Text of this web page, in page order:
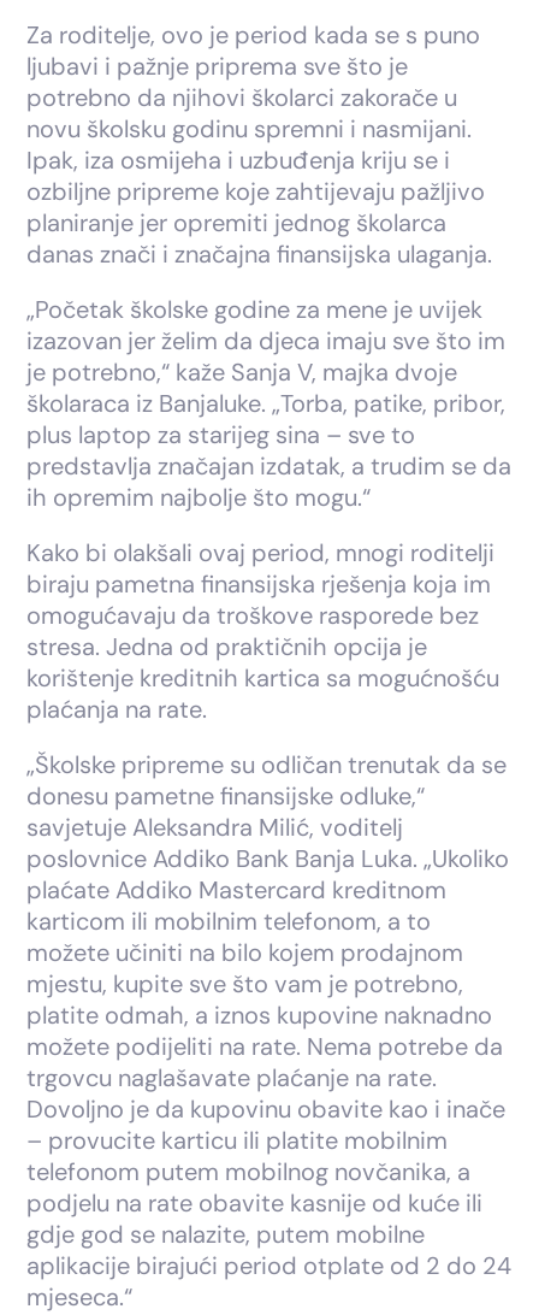
Za roditelje, ovo je period kada se s puno
ljubavi i pažnje priprema sve što je
potrebno da njihovi školarci zakorače u
novu školsku godinu spremni i nasmijani.
Ipak, iza osmijeha i uzbuđenja kriju se i
ozbiljne pripreme koje zahtijevaju pažljivo
planiranje jer opremiti jednog školarca
danas znači i značajna finansijska ulaganja.
„Početak školske godine za mene je uvijek
izazovan jer želim da djeca imaju sve što im
je potrebno,“ kaže Sanja V, majka dvoje
školaraca iz Banjaluke. „Torba, patike, pribor,
plus laptop za starijeg sina – sve to
predstavlja značajan izdatak, a trudim se da
ih opremim najbolje što mogu.“
Kako bi olakšali ovaj period, mnogi roditelji
biraju pametna finansijska rješenja koja im
omogućavaju da troškove rasporede bez
stresa. Jedna od praktičnih opcija je
korištenje kreditnih kartica sa mogućnošću
plaćanja na rate.
„Školske pripreme su odličan trenutak da se
donesu pametne finansijske odluke,“
savjetuje Aleksandra Milić, voditelj
poslovnice Addiko Bank Banja Luka. „Ukoliko
plaćate Addiko Mastercard kreditnom
karticom ili mobilnim telefonom, a to
možete učiniti na bilo kojem prodajnom
mjestu, kupite sve što vam je potrebno,
platite odmah, a iznos kupovine naknadno
možete podijeliti na rate. Nema potrebe da
trgovcu naglašavate plaćanje na rate.
Dovoljno je da kupovinu obavite kao i inače
– provucite karticu ili platite mobilnim
telefonom putem mobilnog novčanika, a
podjelu na rate obavite kasnije od kuće ili
gdje god se nalazite, putem mobilne
aplikacije birajući period otplate od 2 do 24
mjeseca.“